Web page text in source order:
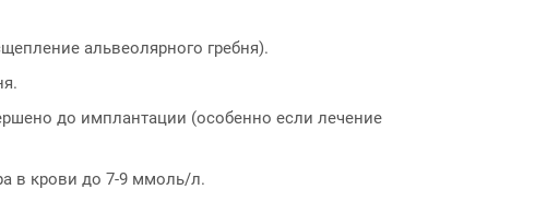
альвеолярного гребня).
до имплантации (особенно если лечение
в крови до 7-9 ммоль/л.